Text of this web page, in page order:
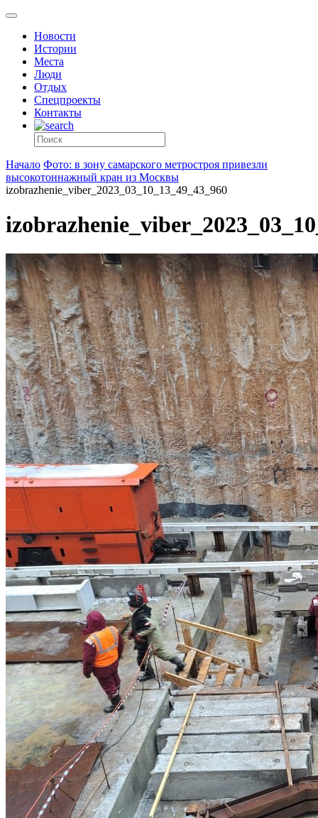
Новости
Истории
Места
Люди
Отдых
Спецпроекты
Контакты
Начало Фото: в зону самарского метростроя привезли
высокотоннажный кран из Москвы
izobrazhenie_viber_2023_03_10_13_49_43_960